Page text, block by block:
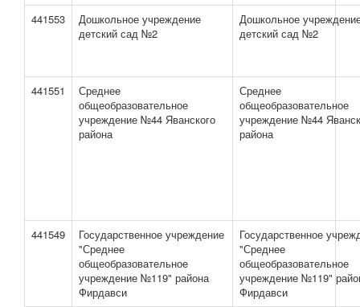
441553
Дошкольное учреждение
детский сад №2
Дошкольное
детский сад №2
441551
Среднее
общеобразовательное
учреждение №44 Яванского
района
Среднее
общеобразовательное
учреждение №44
района
441549
Государственное учреждение
"Среднее
общеобразовательное
учреждение №119" района
Фирдавси
Государственное
"Среднее
общеобразовательное
учреждение №119"
Фирдавси